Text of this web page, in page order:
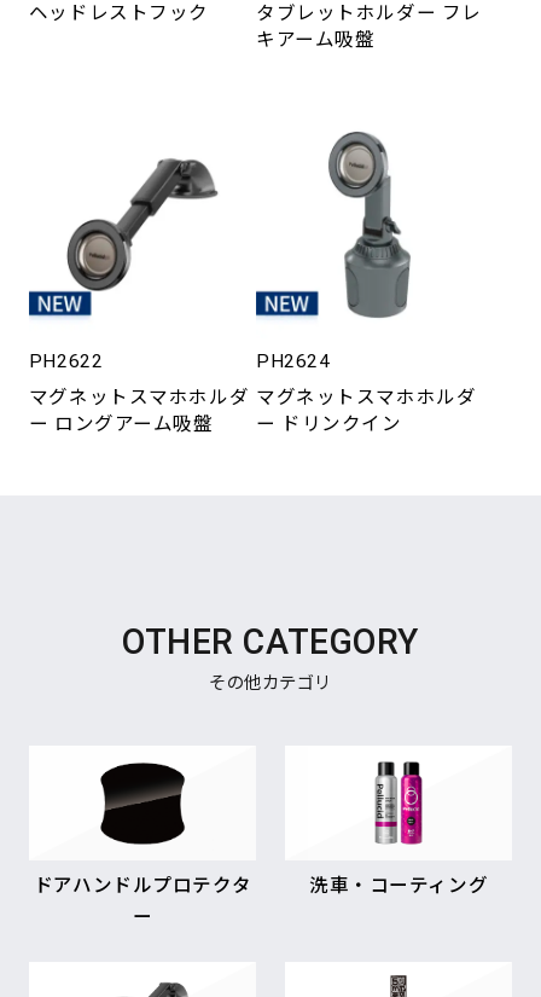
ヘッドレストフック
タブレットホルダー フレ
キアーム吸盤
PH2622
マグネットスマホホルダ
ー ロングアーム吸盤
PH2624
マグネットスマホホルダ
ー ドリンクイン
OTHER CATEGORY
その他カテゴリ
ドアハンドルプロテクタ
ー
洗車・コーティング